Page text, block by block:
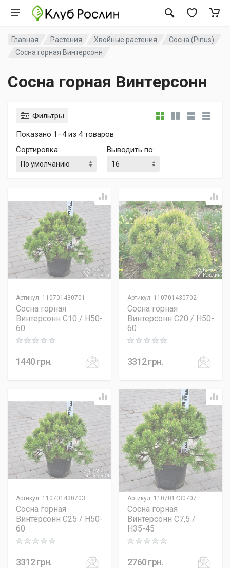
Главная Растения Хвойные растения
Сосна (Pinus)
Сосна горная Винтерcонн
Сосна горная Винтерcонн
Фильтры
Показано 1–4 из 4 товаров
Сортировка: Выводить по:
Артикул: 110701430701
Сосна горная
Винтерcонн C10 / H50-
60
Rating: 0 out of 5
1440грн.
Артикул: 110701430702
Сосна горная
Винтерcонн C20 / H50-
60
Rating: 0 out of 5
3312грн.
Артикул: 110701430703
Сосна горная
Винтерcонн C25 / H50-
60
Rating: 0 out of 5
3312грн.
Артикул: 110701430707
Сосна горная
Винтерcонн C7,5 /
H35-45
Rating: 0 out of 5
2760грн.